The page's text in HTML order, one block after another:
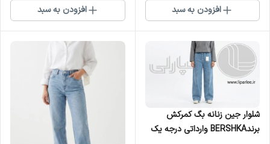
افزودن به سبد افزودن به سبد
شلوار جین زنانه بگ کمرکش
برندBERSHKA وارداتی درجه یک